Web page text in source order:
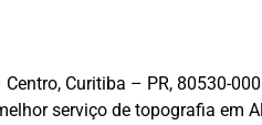
Curitiba – PR, 80530-000
serviço de topografia em